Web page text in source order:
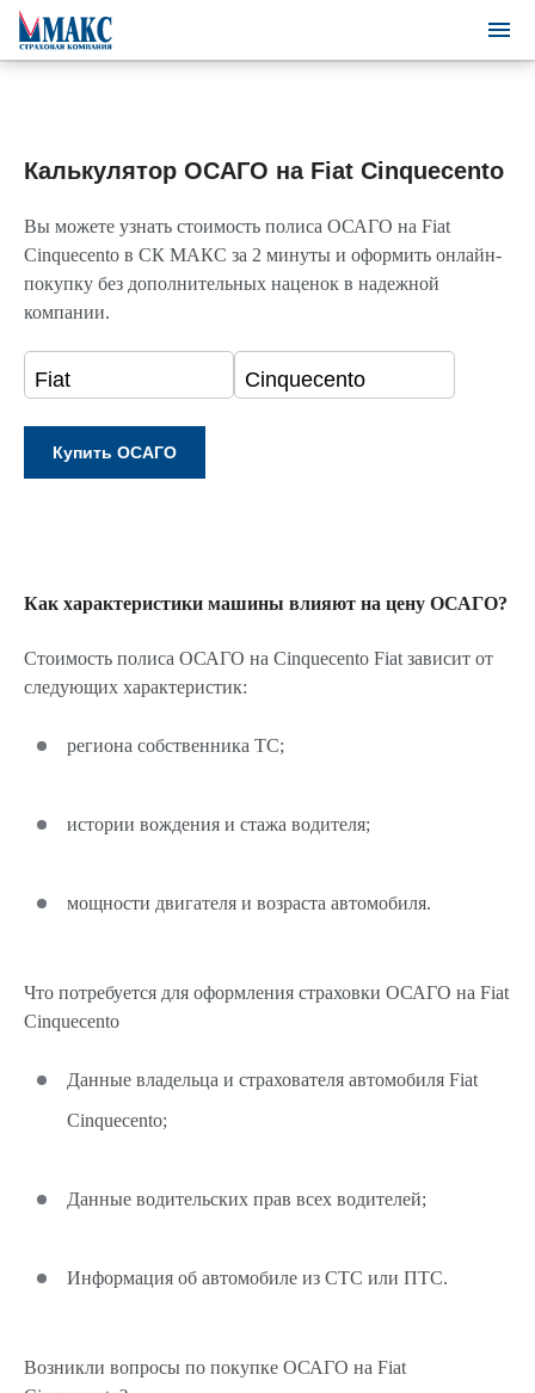
Калькулятор ОСАГО на Fiat Cinquecento
Вы можете узнать стоимость полиса ОСАГО на Fiat
Cinquecento в СК МАКС за 2 минуты и оформить онлайн-
покупку без дополнительных наценок в надежной
компании.
Как характеристики машины влияют на цену ОСАГО?
Стоимость полиса ОСАГО на Cinquecento Fiat зависит от
следующих характеристик:
региона собственника ТС;
истории вождения и стажа водителя;
мощности двигателя и возраста автомобиля.
Что потребуется для оформления страховки ОСАГО на Fiat
Cinquecento
Данные владельца и страхователя автомобиля Fiat
Cinquecento;
Данные водительских прав всех водителей;
Информация об автомобиле из СТС или ПТС.
Возникли вопросы по покупке ОСАГО на Fiat